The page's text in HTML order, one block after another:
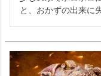
と、おかずの出来に